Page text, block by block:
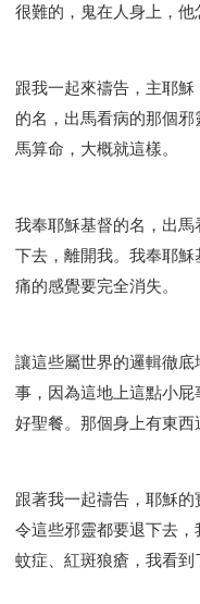
很難的，鬼在人身上，他
跟我一起來禱告，主耶
的名，出馬看病的那個
馬算命，大概就這樣。
我奉耶穌基督的名，出
下去，離開我。我奉耶
痛的感覺要完全消失。
讓這些屬世界的邏輯徹
事，因為這地上這點小
好聖餐。那個身上有東
跟著我一起禱告，耶穌
令這些邪靈都要退下去
蚊症、紅斑狼瘡，我看到